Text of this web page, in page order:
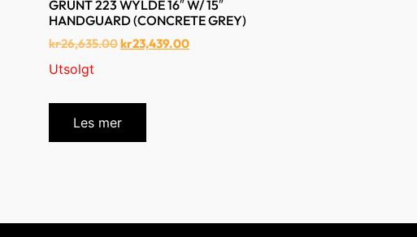
GRUNT 223 WYLDE 16″ W/ 15″
HANDGUARD (CONCRETE GREY)
kr26,635.00kr23,439.00
Utsolgt
Les mer